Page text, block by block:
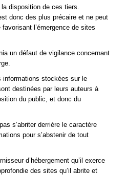
disposition de ces tiers.
donc des plus précaire et ne peut
l’émergence de sites
un défaut de vigilance concernant
informations stockées sur le
destinées par leurs auteurs à
du public, et donc du
s’abriter derrière le caractère
pour s’abstenir de tout
d’hébergement qu’il exerce
des sites qu’il abrite et